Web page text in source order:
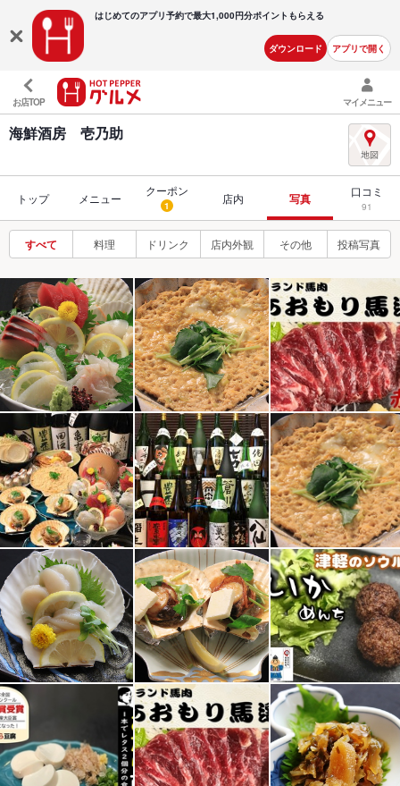
はじめてのアプリ予約で最大1,000円分ポイントもらえる
ダウンロード アプリで開く
お店TOP マイメニュー
海鮮酒房 壱乃助
トップ メニュー
クーポン
1 店内 写真 口コミ
91
すべて 料理 ドリンク 店内外観 その他 投稿写真